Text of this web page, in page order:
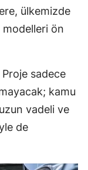
ülkemizde
modelleri ön
Proje sadece
kamu
vadeli ve
de